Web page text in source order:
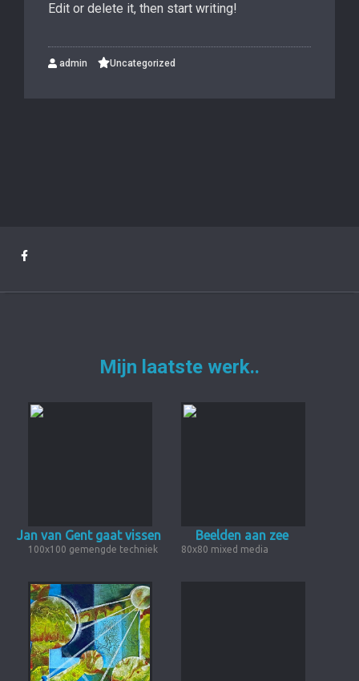
Edit or delete it, then start writing!
admin Uncategorized
Mijn laatste werk..
Jan van Gent gaat vissen
100x100 gemengde techniek
Beelden aan zee
80x80 mixed media